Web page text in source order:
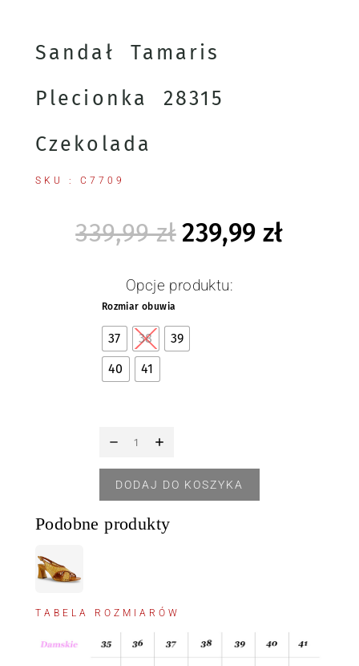
Sandał Tamaris
Plecionka 28315
Czekolada
SKU : C7709
339,99zł239,99zł
Opcje produktu:
Rozmiar obuwia
37 38
39
40
41
DODAJ DO KOSZYKA
Podobne produkty
TABELA ROZMIARÓW